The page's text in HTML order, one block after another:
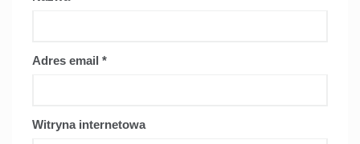
Adres email *
Witryna internetowa